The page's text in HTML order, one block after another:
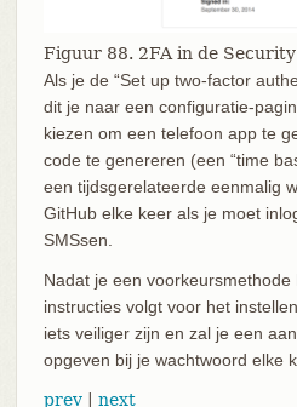
Figuur 88. 2FA in de Security
Als je de “Set up two-factor
dit je naar een configuratie-
kiezen om een telefoon app te
code te genereren (een “time
een tijdsgerelateerde eenmalig
GitHub elke keer als je moet
SMSsen.
Nadat je een
instructies volgt voor het
iets veiliger zijn en zal je een
opgeven bij je wachtwoord elke
prev| next